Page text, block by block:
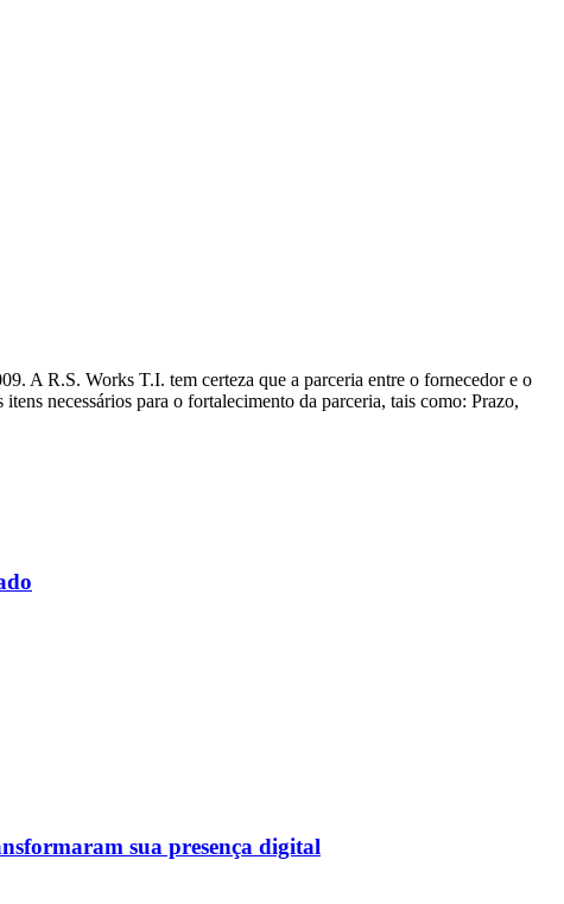
A R.S. Works T.I. tem certeza que a parceria entre o fornecedor e o
necessários para o fortalecimento da parceria, tais como: Prazo,
sua presença digital